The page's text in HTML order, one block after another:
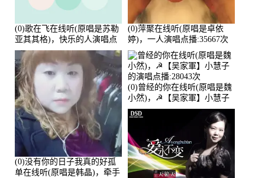
(0)歌在飞在线听(原唱是苏勒
亚其其格)，快乐的人演唱点
播:36次
(0)萍聚在线听(原唱是卓依
婷)，一人演唱点播:35667次
(0)没有你的日子我真的好孤
单在线听(原唱是韩晶)，牵手
(0)曾经的你在线听(原唱是魏
小然)，☭【吴家軍】小慧子
的演唱点播:28043次